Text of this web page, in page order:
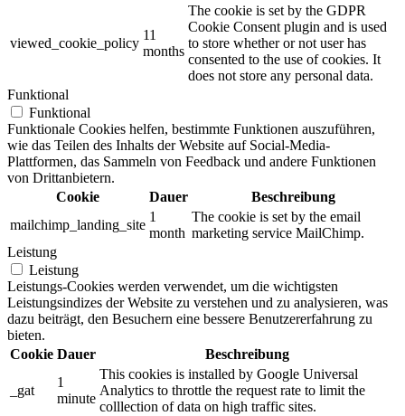
viewed_cookie_policy
11
months
The cookie is set by the GDPR
Cookie Consent plugin and is used
to store whether or not user has
consented to the use of cookies. It
does not store any personal data.
Funktional
Funktional
Funktionale Cookies helfen, bestimmte Funktionen auszuführen,
wie das Teilen des Inhalts der Website auf Social-Media-
Plattformen, das Sammeln von Feedback und andere Funktionen
von Drittanbietern.
Cookie
Dauer
Beschreibung
mailchimp_landing_site
1
month
The cookie is set by the email
marketing service MailChimp.
Leistung
Leistung
Leistungs-Cookies werden verwendet, um die wichtigsten
Leistungsindizes der Website zu verstehen und zu analysieren, was
dazu beiträgt, den Besuchern eine bessere Benutzererfahrung zu
bieten.
Cookie Dauer Beschreibung
_gat
1
minute
This cookies is installed by Google Universal
Analytics to throttle the request rate to limit the
colllection of data on high traffic sites.